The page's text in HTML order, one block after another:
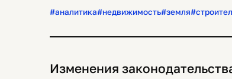
#аналитика#недвижимость#земля
Изменения